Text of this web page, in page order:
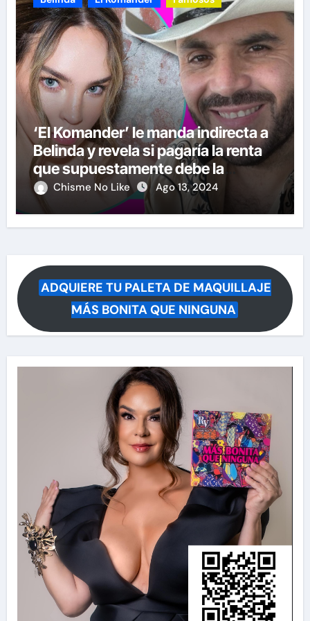
‘El Komander’ le manda indirecta a
Belinda y revela si pagaría la renta
que supuestamente debe la
cantante
Chisme No Like Ago 13, 2024
ADQUIERE TU PALETA DE MAQUILLAJE
MÁS BONITA QUE NINGUNA